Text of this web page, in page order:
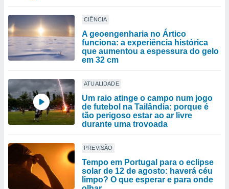
CIÊNCIA
A geoengenharia no Ártico
funciona: a experiência histórica
que aumentou a espessura do gelo
em 32 cm
ATUALIDADE
Um raio atinge o campo num jogo
de futebol na Tailândia: porque é
tão perigoso estar ao ar livre
durante uma trovoada
PREVISÃO
Tempo em Portugal para o eclipse
solar de 12 de agosto: haverá céu
limpo? O que esperar e para onde